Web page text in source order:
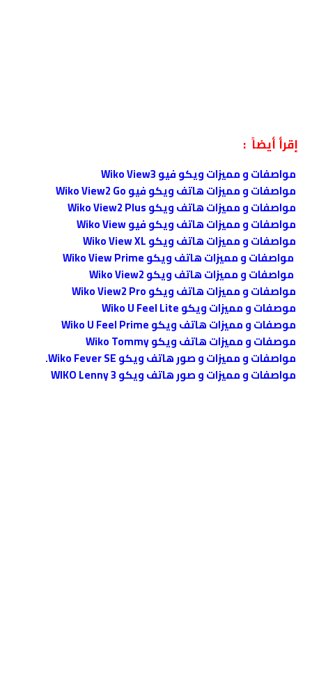
إقرأ أيضاً :
مواصفات و مميزات ويكو فيو Wiko View3
مواصفات و مميزات هاتف ويكو فيو Wiko View2 Go
مواصفات و مميزات هاتف ويكو Wiko View2 Plus
مواصفات و مميزات هاتف ويكو فيو Wiko View
مواصفات و مميزات هاتف ويكو Wiko View XL
مواصفات و مميزات هاتف ويكو Wiko View Prime
مواصفات و مميزات هاتف ويكو Wiko View2
مواصفات و مميزات هاتف ويكو Wiko View2 Pro
موصفات و مميزات ويكو Wiko U Feel Lite
موصفات و مميزات هاتف ويكو Wiko U Feel Prime
موصفات و مميزات هاتف ويكو Wiko Tommy
مواصفات و مميزات و صور هاتف ويكو Wiko Fever SE.
مواصفات و مميزات و صور هاتف ويكو WIKO Lenny 3